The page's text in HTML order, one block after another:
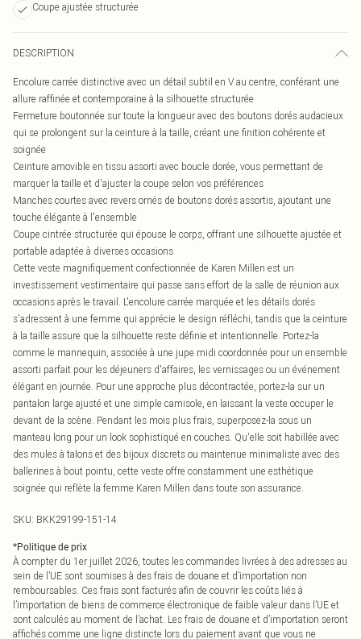
Coupe ajustée structurée
DESCRIPTION
Encolure carrée distinctive avec un détail subtil en V au centre, conférant une
allure raffinée et contemporaine à la silhouette structurée
Fermeture boutonnée sur toute la longueur avec des boutons dorés audacieux
qui se prolongent sur la ceinture à la taille, créant une finition cohérente et
soignée
Ceinture amovible en tissu assorti avec boucle dorée, vous permettant de
marquer la taille et d'ajuster la coupe selon vos préférences
Manches courtes avec revers ornés de boutons dorés assortis, ajoutant une
touche élégante à l'ensemble
Coupe cintrée structurée qui épouse le corps, offrant une silhouette ajustée et
portable adaptée à diverses occasions
Cette veste magnifiquement confectionnée de Karen Millen est un
investissement vestimentaire qui passe sans effort de la salle de réunion aux
occasions après le travail. L'encolure carrée marquée et les détails dorés
s'adressent à une femme qui apprécie le design réfléchi, tandis que la ceinture
à la taille assure que la silhouette reste définie et intentionnelle. Portez-la
comme le mannequin, associée à une jupe midi coordonnée pour un ensemble
assorti parfait pour les déjeuners d'affaires, les vernissages ou un événement
élégant en journée. Pour une approche plus décontractée, portez-la sur un
pantalon large ajusté et une simple camisole, en laissant la veste occuper le
devant de la scène. Pendant les mois plus frais, superposez-la sous un
manteau long pour un look sophistiqué en couches. Qu'elle soit habillée avec
des mules à talons et des bijoux discrets ou maintenue minimaliste avec des
ballerines à bout pointu, cette veste offre constamment une esthétique
soignée qui reflète la femme Karen Millen dans toute son assurance.
SKU: BKK29199-151-14
*Politique de prix
À compter du 1er juillet 2026, toutes les commandes livrées à des adresses au
sein de l’UE sont soumises à des frais de douane et d’importation non
remboursables. Ces frais sont facturés afin de couvrir les coûts liés à
l’importation de biens de commerce électronique de faible valeur dans l’UE et
sont calculés au moment de l’achat. Les frais de douane et d’importation seront
affichés comme une ligne distincte lors du paiement avant que vous ne